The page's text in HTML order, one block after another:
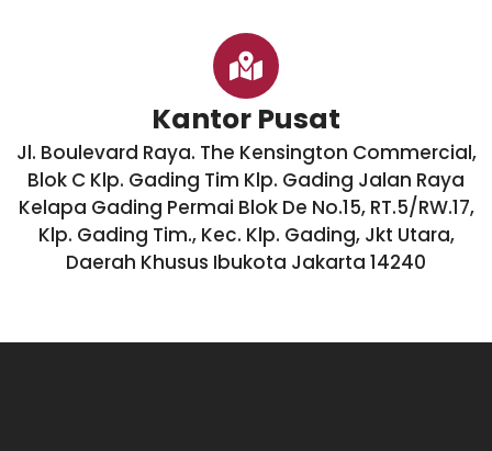
Kantor Pusat
Jl. Boulevard Raya. The Kensington Commercial,
Blok C Klp. Gading Tim Klp. Gading Jalan Raya
Kelapa Gading Permai Blok De No.15, RT.5/RW.17,
Klp. Gading Tim., Kec. Klp. Gading, Jkt Utara,
Daerah Khusus Ibukota Jakarta 14240